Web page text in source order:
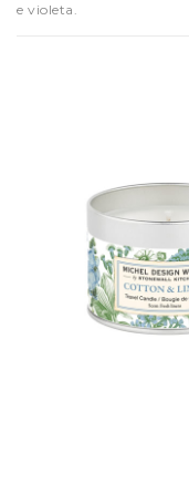
e violeta.